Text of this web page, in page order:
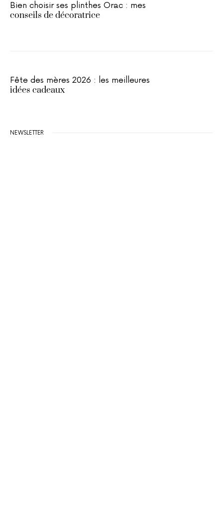
Bien choisir ses plinthes Orac : mes
conseils de décoratrice
Fête des mères 2026 : les meilleures
idées cadeaux
NEWSLETTER